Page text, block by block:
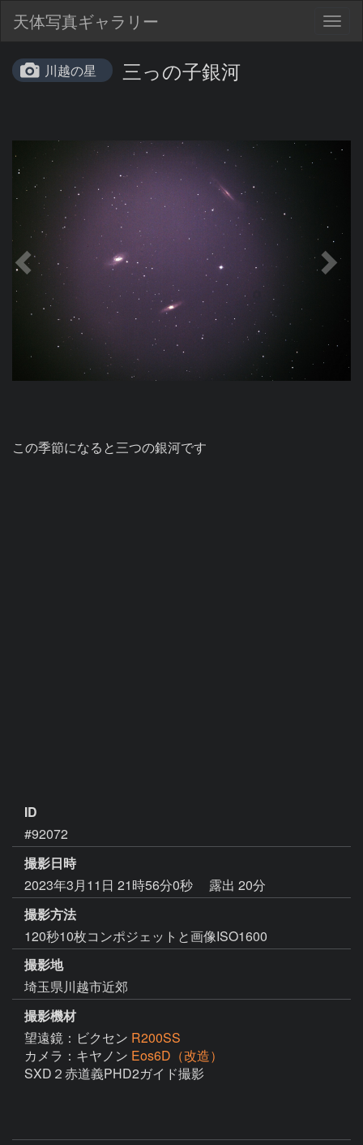
天体写真ギャラリー
川越の星 三っの子銀河
この季節になると三つの銀河です
ID
#92072
撮影日時
2023年3月11日 21時56分0秒
露出 20分
撮影方法
120秒10枚コンポジェットと画像ISO1600
撮影地
埼玉県川越市近郊
撮影機材
望遠鏡：ビクセン R200SS
カメラ：キヤノン Eos6D（改造）
SXD２赤道義PHD2ガイド撮影